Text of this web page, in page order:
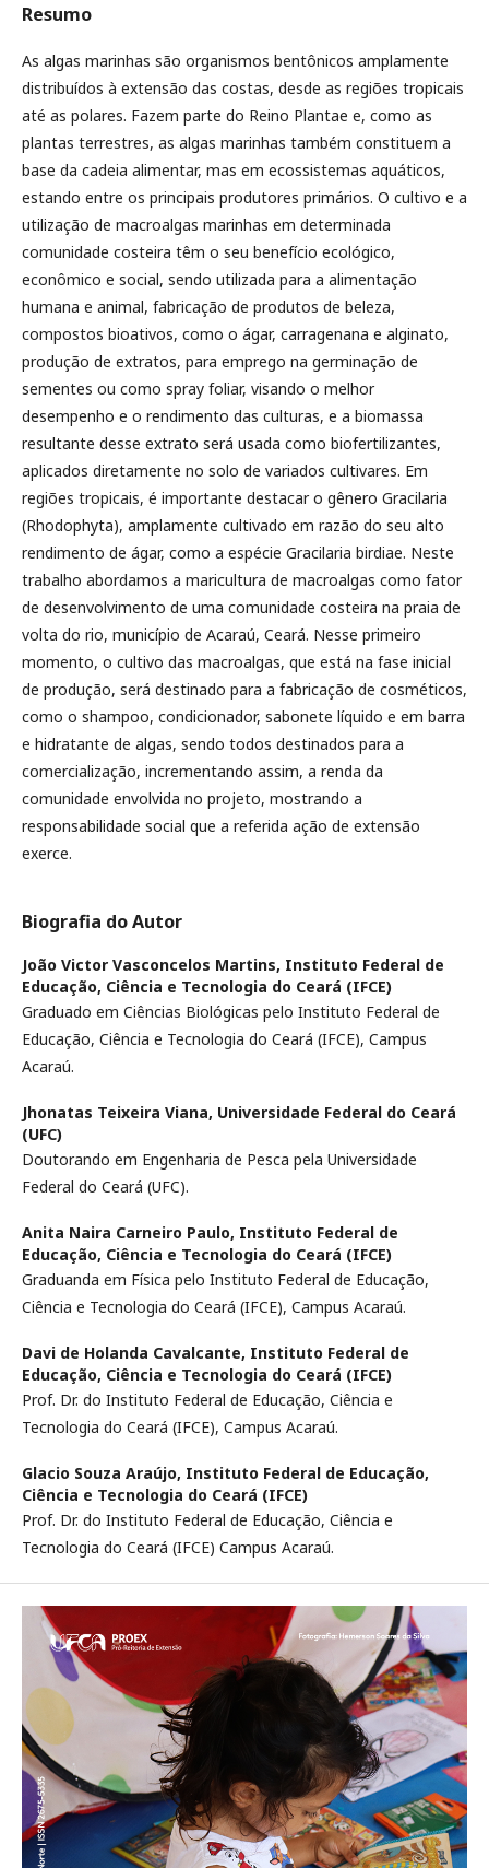
Resumo
As algas marinhas são organismos bentônicos amplamente
distribuídos à extensão das costas, desde as regiões tropicais
até as polares. Fazem parte do Reino Plantae e, como as
plantas terrestres, as algas marinhas também constituem a
base da cadeia alimentar, mas em ecossistemas aquáticos,
estando entre os principais produtores primários. O cultivo e a
utilização de macroalgas marinhas em determinada
comunidade costeira têm o seu benefício ecológico,
econômico e social, sendo utilizada para a alimentação
humana e animal, fabricação de produtos de beleza,
compostos bioativos, como o ágar, carragenana e alginato,
produção de extratos, para emprego na germinação de
sementes ou como spray foliar, visando o melhor
desempenho e o rendimento das culturas, e a biomassa
resultante desse extrato será usada como biofertilizantes,
aplicados diretamente no solo de variados cultivares. Em
regiões tropicais, é importante destacar o gênero Gracilaria
(Rhodophyta), amplamente cultivado em razão do seu alto
rendimento de ágar, como a espécie Gracilaria birdiae. Neste
trabalho abordamos a maricultura de macroalgas como fator
de desenvolvimento de uma comunidade costeira na praia de
volta do rio, município de Acaraú, Ceará. Nesse primeiro
momento, o cultivo das macroalgas, que está na fase inicial
de produção, será destinado para a fabricação de cosméticos,
como o shampoo, condicionador, sabonete líquido e em barra
e hidratante de algas, sendo todos destinados para a
comercialização, incrementando assim, a renda da
comunidade envolvida no projeto, mostrando a
responsabilidade social que a referida ação de extensão
exerce.
Biografia do Autor
João Victor Vasconcelos Martins, Instituto Federal de
Educação, Ciência e Tecnologia do Ceará (IFCE)
Graduado em Ciências Biológicas pelo Instituto Federal de
Educação, Ciência e Tecnologia do Ceará (IFCE), Campus
Acaraú.
Jhonatas Teixeira Viana, Universidade Federal do Ceará
(UFC)
Doutorando em Engenharia de Pesca pela Universidade
Federal do Ceará (UFC).
Anita Naira Carneiro Paulo, Instituto Federal de
Educação, Ciência e Tecnologia do Ceará (IFCE)
Graduanda em Física pelo Instituto Federal de Educação,
Ciência e Tecnologia do Ceará (IFCE), Campus Acaraú.
Davi de Holanda Cavalcante, Instituto Federal de
Educação, Ciência e Tecnologia do Ceará (IFCE)
Prof. Dr. do Instituto Federal de Educação, Ciência e
Tecnologia do Ceará (IFCE), Campus Acaraú.
Glacio Souza Araújo, Instituto Federal de Educação,
Ciência e Tecnologia do Ceará (IFCE)
Prof. Dr. do Instituto Federal de Educação, Ciência e
Tecnologia do Ceará (IFCE) Campus Acaraú.